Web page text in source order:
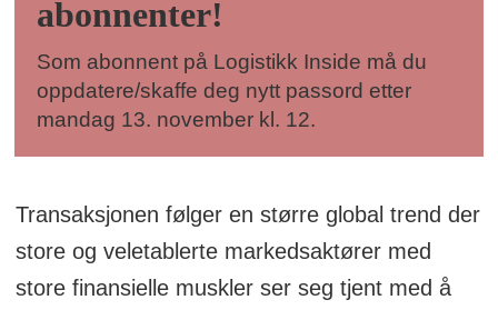
til post@logistikkinside.no
abonnenter!
Som abonnent på Logistikk Inside må du
oppdatere/skaffe deg nytt passord etter
mandag 13. november kl. 12.
Transaksjonen følger en større global trend der
store og veletablerte markedsaktører med
store finansielle muskler ser seg tjent med å